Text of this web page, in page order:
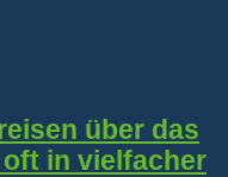
über das
in vielfacher